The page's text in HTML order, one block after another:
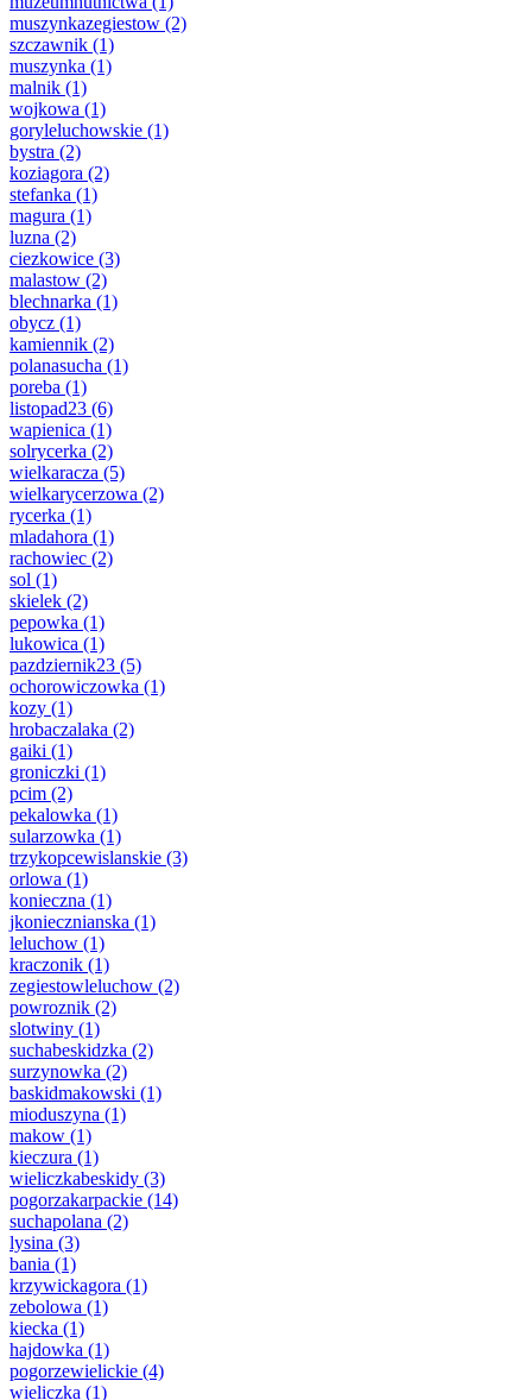
muszynkazegiestow (2)
szczawnik (1)
muszynka (1)
malnik (1)
wojkowa (1)
goryleluchowskie (1)
bystra (2)
koziagora (2)
stefanka (1)
magura (1)
luzna (2)
ciezkowice (3)
malastow (2)
blechnarka (1)
obycz (1)
kamiennik (2)
polanasucha (1)
poreba (1)
listopad23 (6)
wapienica (1)
solrycerka (2)
wielkaracza (5)
wielkarycerzowa (2)
rycerka (1)
mladahora (1)
rachowiec (2)
sol (1)
skielek (2)
pepowka (1)
lukowica (1)
pazdziernik23 (5)
ochorowiczowka (1)
kozy (1)
hrobaczalaka (2)
gaiki (1)
groniczki (1)
pcim (2)
pekalowka (1)
sularzowka (1)
trzykopcewislanskie (3)
orlowa (1)
konieczna (1)
jkoniecznianska (1)
leluchow (1)
kraczonik (1)
zegiestowleluchow (2)
powroznik (2)
slotwiny (1)
suchabeskidzka (2)
surzynowka (2)
baskidmakowski (1)
mioduszyna (1)
makow (1)
kieczura (1)
wieliczkabeskidy (3)
pogorzakarpackie (14)
suchapolana (2)
lysina (3)
bania (1)
krzywickagora (1)
zebolowa (1)
kiecka (1)
hajdowka (1)
pogorzewielickie (4)
wieliczka (1)